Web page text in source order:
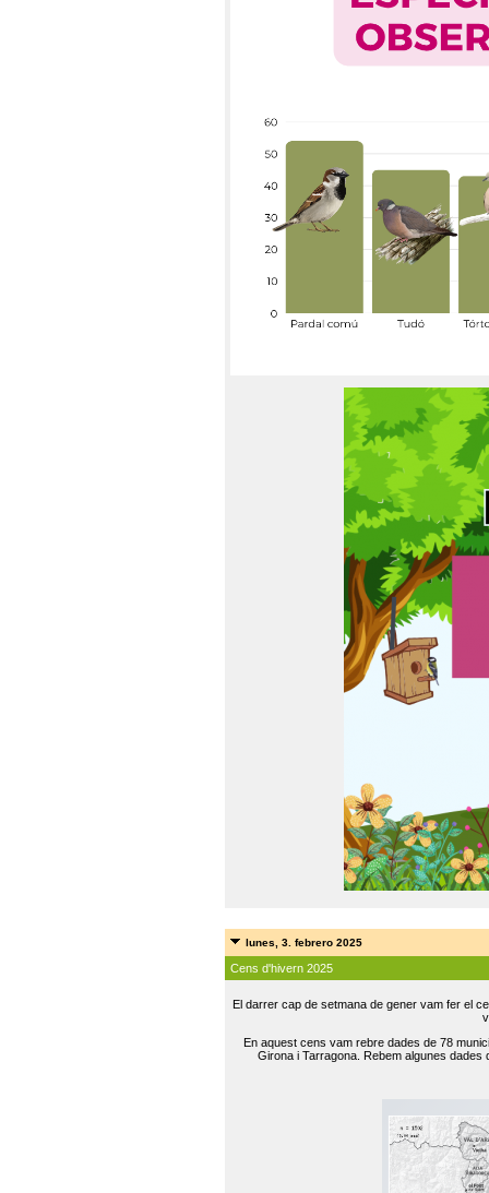
lunes, 3. febrero 2025
Cens d'hivern 2025
El darrer cap de setmana de gener vam fer el
En aquest cens vam rebre dades de 78
Girona i Tarragona. Rebem algunes